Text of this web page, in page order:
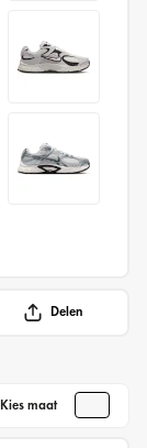
Delen
Kies maat